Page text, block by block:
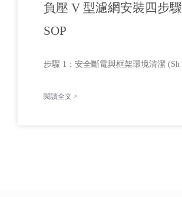
負壓 V 型濾網安裝四步
SOP
步驟 1：安全斷電與框架環境清潔 (Sh
閱讀全文 >